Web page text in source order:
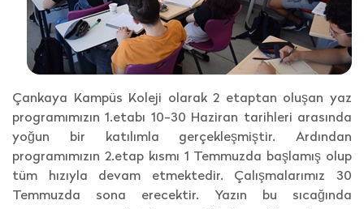
Çankaya Kampüs Koleji olarak 2 etaptan oluşan yaz
programımızın 1.etabı 10-30 Haziran tarihleri arasında
yoğun bir katılımla gerçekleşmiştir. Ardından
programımızın 2.etap kısmı 1 Temmuzda başlamış olup
tüm hızıyla devam etmektedir. Çalışmalarımız 30
Temmuzda sona erecektir. Yazın bu sıcağında